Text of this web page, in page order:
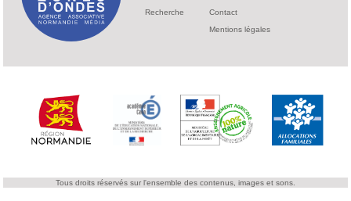
Recherche
Contact
Mentions légales
Tous droits réservés sur l'ensemble des contenus, images et sons.